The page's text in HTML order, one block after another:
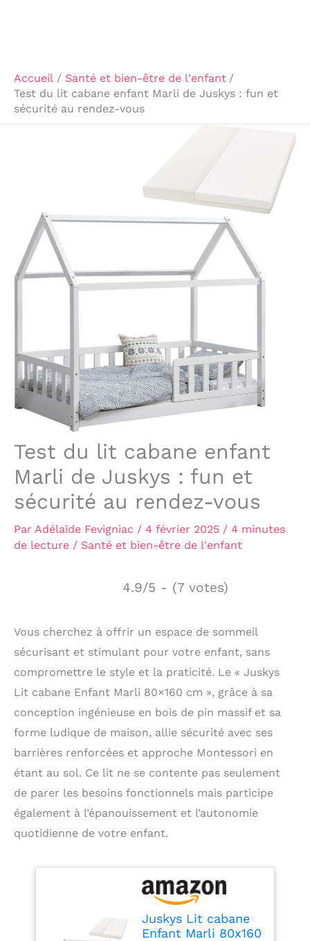
Accueil
Santé et bien-être de l'enfant
Test du lit cabane enfant Marli de Juskys : fun et
sécurité au rendez-vous
Test du lit cabane enfant
Marli de Juskys : fun et
sécurité au rendez-vous
Par Adélaïde Fevigniac / 4 février 2025 / 4 minutes
de lecture / Santé et bien-être de l'enfant
4.9/5 - (7 votes)
Vous cherchez à offrir un espace de sommeil
sécurisant et stimulant pour votre enfant, sans
compromettre le style et la praticité. Le « Juskys
Lit cabane Enfant Marli 80×160 cm », grâce à sa
conception ingénieuse en bois de pin massif et sa
forme ludique de maison, allie sécurité avec ses
barrières renforcées et approche Montessori en
étant au sol. Ce lit ne se contente pas seulement
de parer les besoins fonctionnels mais participe
également à l’épanouissement et l’autonomie
quotidienne de votre enfant.
Juskys Lit cabane
Enfant Marli 80x160